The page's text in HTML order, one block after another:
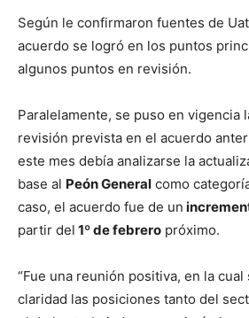
Según le confirmaron fuentes de
acuerdo se logró en los puntos
algunos puntos en revisión.
Paralelamente, se puso en vigencia
revisión prevista en el acuerdo
este mes debía analizarse la
base al Peón General como
caso, el acuerdo fue de un
partir del 1º de febrero próximo.
“Fue una reunión positiva, en la
claridad las posiciones tanto del